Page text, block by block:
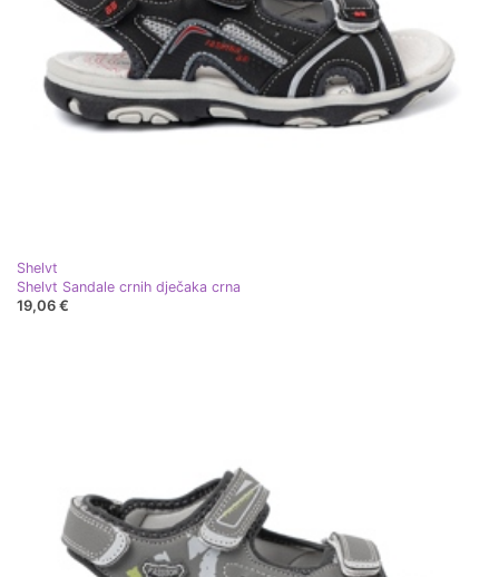
Shelvt
Shelvt Sandale crnih dječaka crna
19,06 €